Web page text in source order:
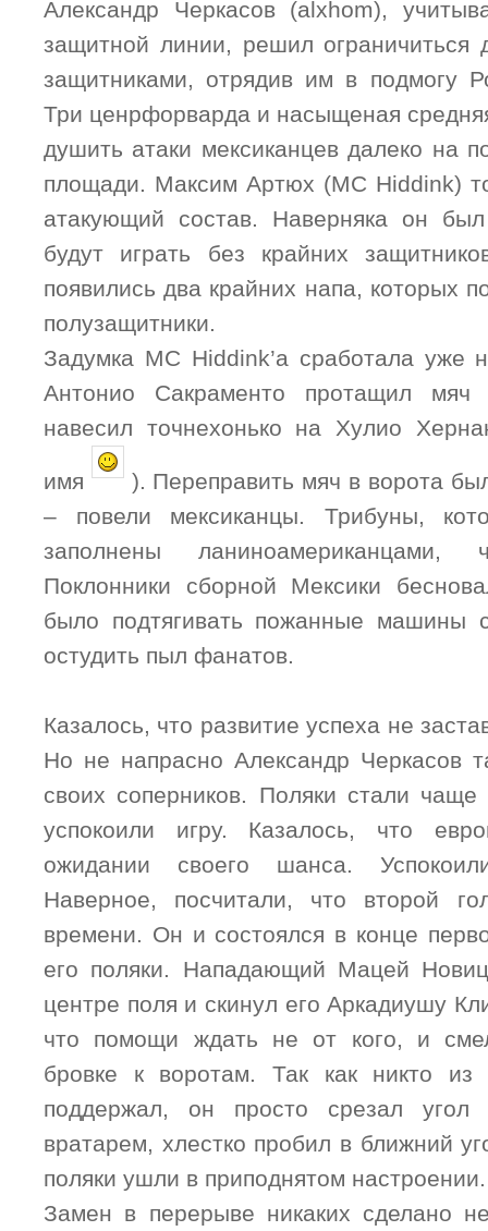
Александр Черкасов (alxhom),
защитной линии, решил ограничиться
защитниками, отрядив им в подмогу
Три ценрфорварда и насыщеная
душить атаки мексиканцев далеко на
площади. Максим Артюх (MC Hiddink)
атакующий состав. Наверняка он
будут играть без крайних
появились два крайних напа, которых
полузащитники.
Задумка MC Hiddink’а сработала уже
Антонио Сакраменто протащил
навесил точнехонько на Хулио
имя
). Переправить мяч в ворота
– повели мексиканцы. Трибуны,
заполнены
Поклонники сборной Мексики
было подтягивать пожанные машины
остудить пыл фанатов.
Казалось, что развитие успеха не
Но не напрасно Александр Черкасов
своих соперников. Поляки стали чаще
успокоили игру. Казалось, что
ожидании своего шанса.
Наверное, посчитали, что второй
времени. Он и состоялся в конце
его поляки. Нападающий Мацей
центре поля и скинул его Аркадиушу
что помощи ждать не от кого, и
бровке к воротам. Так как никто из
поддержал, он просто срезал
вратарем, хлестко пробил в ближний
поляки ушли в приподнятом настроении.
Замен в перерыве никаких сделано